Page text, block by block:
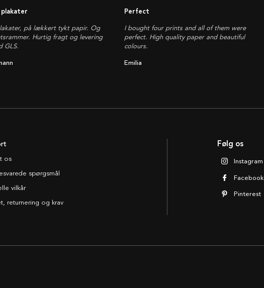
på lækkert tykt papir. Og
Hurtig fragt og levering
GLS.
Perfect
I bought four prints and all of them were
perfect. High quality paper and beautiful
colours.
Emilia
Følg os
Instagram
Facebook
Pinterest
os
spørgsmål
vilkår
returnering og krav